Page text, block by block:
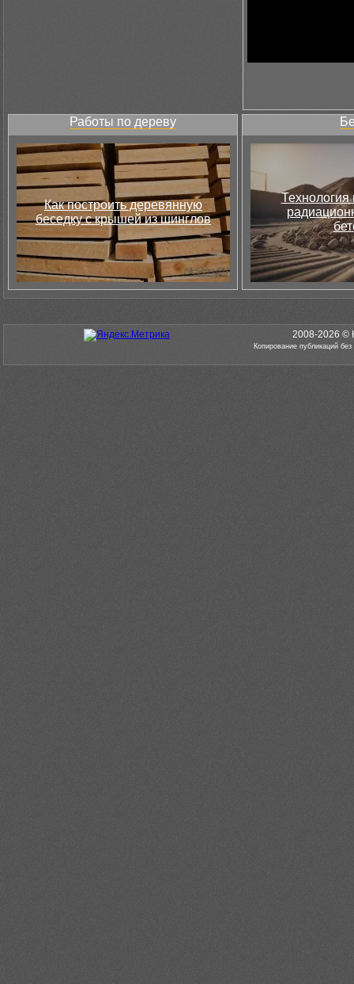
Работы по дереву
Как построить деревянную
беседку с крышей из шинглов
Технология
2008-2026 ©
Копирование публикаций